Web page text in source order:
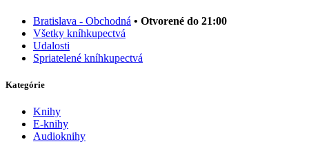
Bratislava - Obchodná • Otvorené do 21:00
Všetky kníhkupectvá
Udalosti
Spriatelené kníhkupectvá
Kategórie
Knihy
E-knihy
Audioknihy